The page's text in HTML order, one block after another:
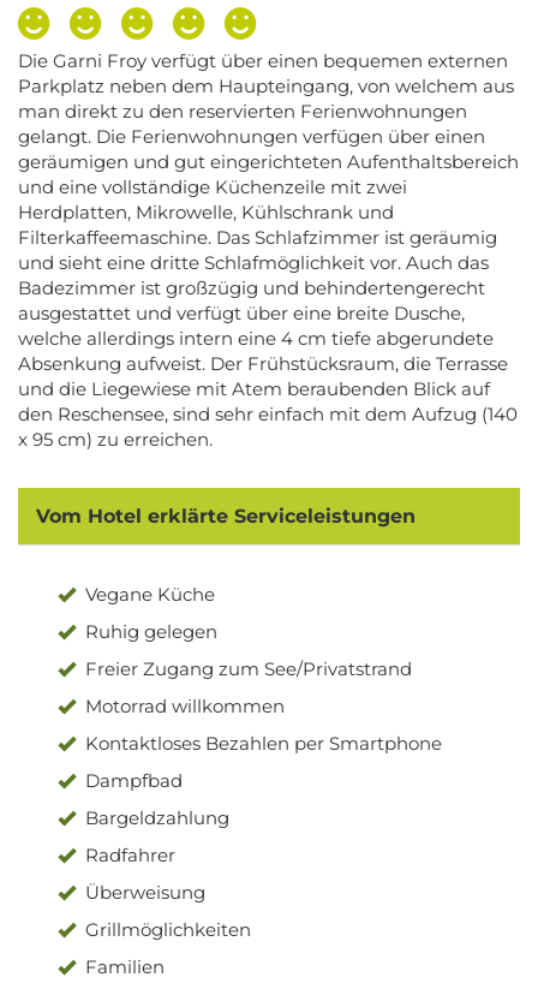
Die Garni Froy verfügt über einen bequemen externen
Parkplatz neben dem Haupteingang, von welchem aus
man direkt zu den reservierten Ferienwohnungen
gelangt. Die Ferienwohnungen verfügen über einen
geräumigen und gut eingerichteten Aufenthaltsbereich
und eine vollständige Küchenzeile mit zwei
Herdplatten, Mikrowelle, Kühlschrank und
Filterkaffeemaschine. Das Schlafzimmer ist geräumig
und sieht eine dritte Schlafmöglichkeit vor. Auch das
Badezimmer ist großzügig und behindertengerecht
ausgestattet und verfügt über eine breite Dusche,
welche allerdings intern eine 4 cm tiefe abgerundete
Absenkung aufweist. Der Frühstücksraum, die Terrasse
und die Liegewiese mit Atem beraubenden Blick auf
den Reschensee, sind sehr einfach mit dem Aufzug (140
x 95 cm) zu erreichen.
Vom Hotel erklärte Serviceleistungen
Vegane Küche
Ruhig gelegen
Freier Zugang zum See/Privatstrand
Motorrad willkommen
Kontaktloses Bezahlen per Smartphone
Dampfbad
Bargeldzahlung
Radfahrer
Überweisung
Grillmöglichkeiten
Familien